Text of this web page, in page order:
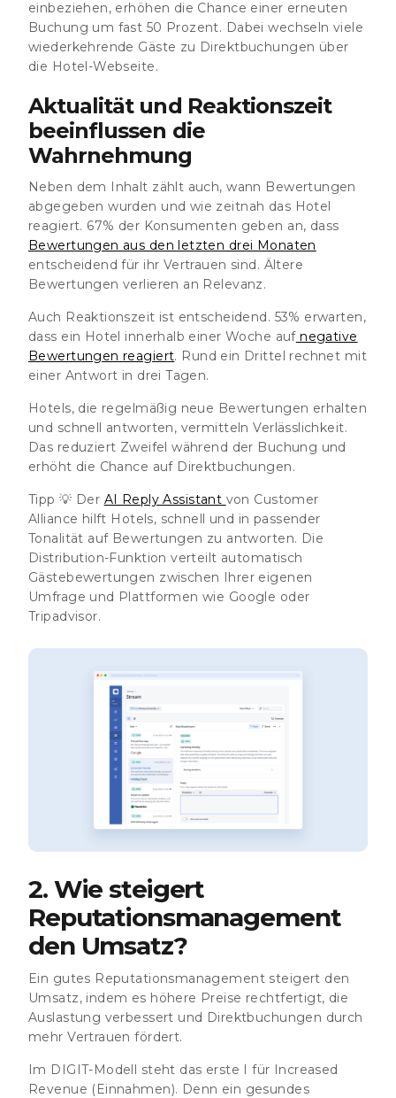
einbeziehen, erhöhen die Chance einer erneuten
Buchung um fast 50 Prozent. Dabei wechseln viele
wiederkehrende Gäste zu Direktbuchungen über
die Hotel-Webseite.
Aktualität und Reaktionszeit
beeinflussen die
Wahrnehmung
Neben dem Inhalt zählt auch, wann Bewertungen
abgegeben wurden und wie zeitnah das Hotel
reagiert. 67% der Konsumenten geben an, dass
Bewertungen aus den letzten drei Monaten
entscheidend für ihr Vertrauen sind. Ältere
Bewertungen verlieren an Relevanz.
Auch Reaktionszeit ist entscheidend. 53% erwarten,
dass ein Hotel innerhalb einer Woche aufnegative
Bewertungen reagiert. Rund ein Drittel rechnet mit
einer Antwort in drei Tagen.
Hotels, die regelmäßig neue Bewertungen erhalten
und schnell antworten, vermitteln Verlässlichkeit.
Das reduziert Zweifel während der Buchung und
erhöht die Chance auf Direktbuchungen.
Tipp 💡 Der AI Reply Assistant von Customer
Alliance hilft Hotels, schnell und in passender
Tonalität auf Bewertungen zu antworten. Die
Distribution-Funktion verteilt automatisch
Gästebewertungen zwischen Ihrer eigenen
Umfrage und Plattformen wie Google oder
Tripadvisor.
2. Wie steigert
Reputationsmanagement
den Umsatz?
Ein gutes Reputationsmanagement steigert den
Umsatz, indem es höhere Preise rechtfertigt, die
Auslastung verbessert und Direktbuchungen durch
mehr Vertrauen fördert.
Im DIGIT-Modell steht das erste I für Increased
Revenue (Einnahmen). Denn ein gesundes